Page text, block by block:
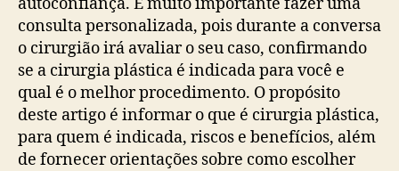
consulta personalizada, pois durante a conversa
o cirurgião irá avaliar o seu caso, confirmando
se a cirurgia plástica é indicada para você e
qual é o melhor procedimento. O propósito
deste artigo é informar o que é cirurgia plástica,
para quem é indicada, riscos e benefícios, além
de fornecer orientações sobre como escolher